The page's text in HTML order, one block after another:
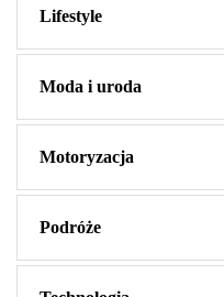
Lifestyle
Moda i uroda
Motoryzacja
Podróże